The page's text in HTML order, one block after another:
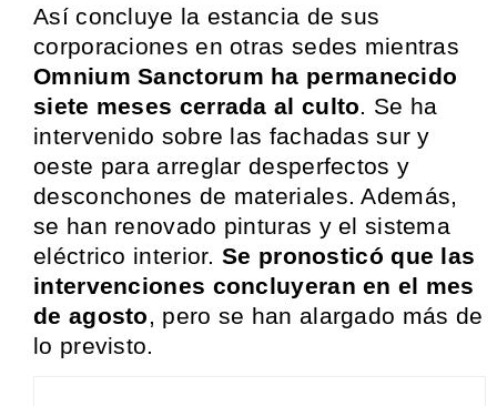
Así concluye la estancia de sus
corporaciones en otras sedes mientras
Omnium Sanctorum ha permanecido
siete meses cerrada al culto . Se ha
intervenido sobre las fachadas sur y
oeste para arreglar desperfectos y
desconchones de materiales. Además,
se han renovado pinturas y el sistema
eléctrico interior.Se pronosticó que las
intervenciones concluyeran en el mes
de agosto , pero se han alargado más de
lo previsto.